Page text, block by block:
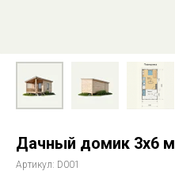
Дачный домик 3х6 м
Артикул: D001